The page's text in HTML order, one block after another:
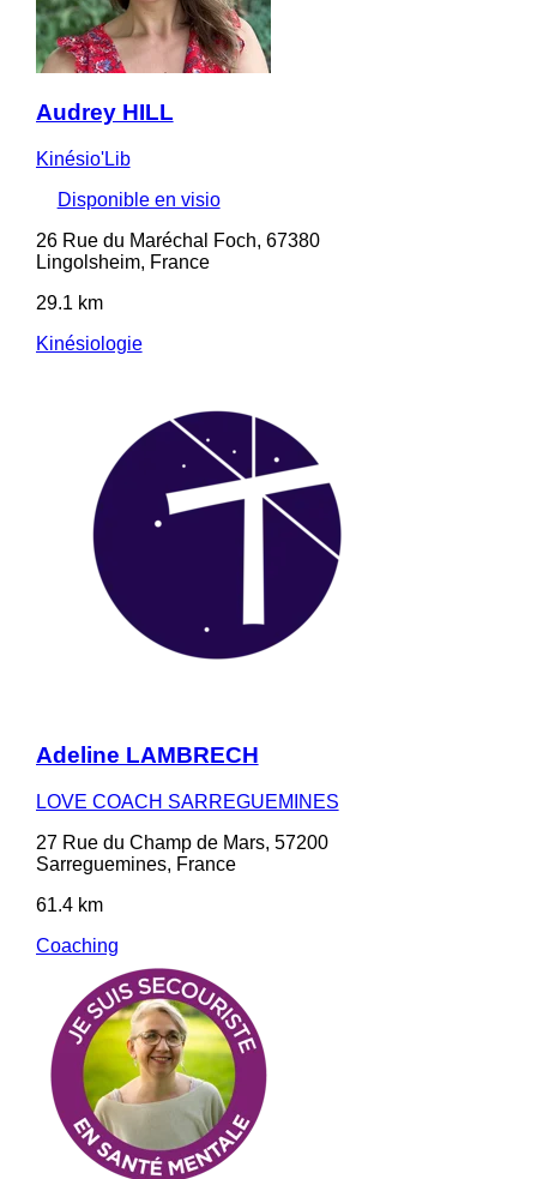
Audrey HILL
Kinésio'Lib
Disponible en visio
26 Rue du Maréchal Foch, 67380
Lingolsheim, France
29.1 km
Kinésiologie
Adeline LAMBRECH
LOVE COACH SARREGUEMINES
27 Rue du Champ de Mars, 57200
Sarreguemines, France
61.4 km
Coaching